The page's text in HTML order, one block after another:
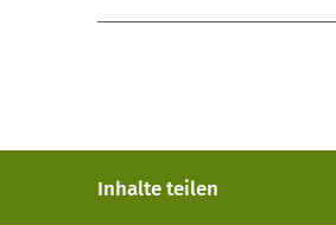
Inhalte teilen